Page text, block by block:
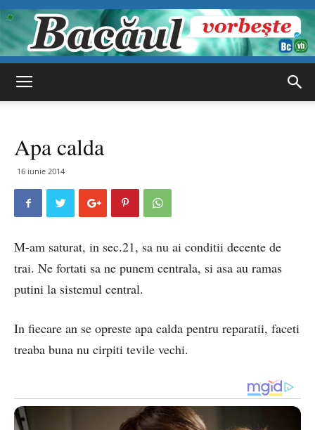
Apa calda
16 iunie 2014
M-am saturat, in sec.21, sa nu ai conditii decente de
trai. Ne fortati sa ne punem centrala, si asa au ramas
putini la sistemul central.
In fiecare an se opreste apa calda pentru reparatii, faceti
treaba buna nu cirpiti tevile vechi.